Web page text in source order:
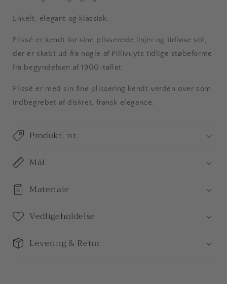
Enkelt, elegant og klassisk.
Plissé er kendt for sine plisserede linjer og tidløse stil,
der er skabt ud fra nogle af Pillivuyts tidlige støbeforme
fra begyndelsen af 1900-tallet.
Plissé er med sin fine plissering kendt verden over som
indbegrebet af diskret, fransk elegance.
Produkt. nr.
Mål
Materiale
Vedligeholdelse
Levering & Retur